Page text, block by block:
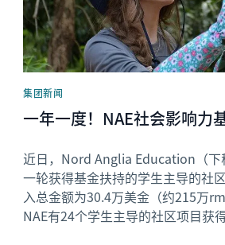
集团新闻
一年一度！NAE社会影响力
近日，Nord Anglia Education（下
一轮获得基金扶持的学生主导的社
入总金额为30.4万美金（约215万
NAE有24个学生主导的社区项目获